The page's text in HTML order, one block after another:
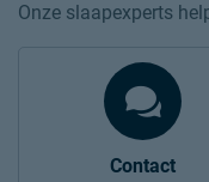
Onze slaapexperts
Contact